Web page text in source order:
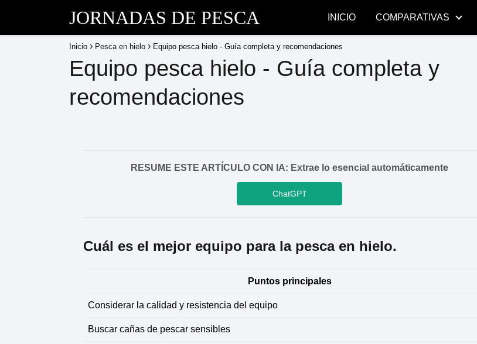
JORNADAS DE PESCA INICIO COMPARATIVAS
Inicio Pesca en hielo Equipo pesca hielo - Guía completa y recomendaciones
Equipo pesca hielo - Guía completa y
recomendaciones
RESUME ESTE ARTÍCULO CON IA: Extrae lo esencial automáticamente
ChatGPT
Cuál es el mejor equipo para la pesca en hielo.
Puntos principales
Considerar la calidad y resistencia del equipo
Buscar cañas de pescar sensibles